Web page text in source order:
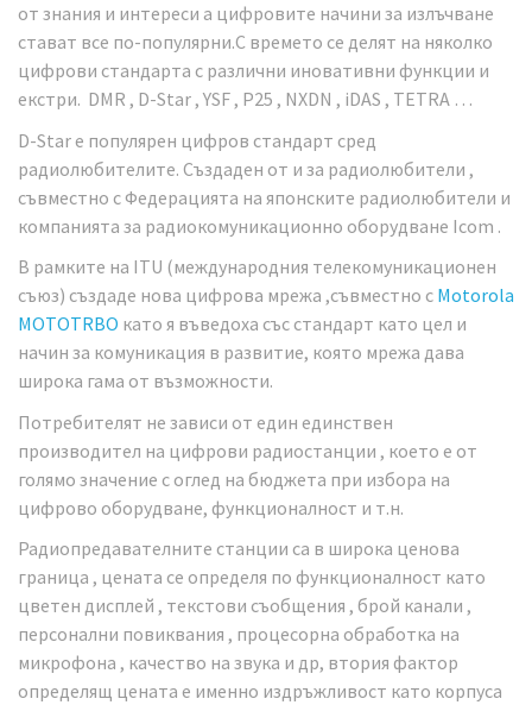
от знания и интереси а цифровите начини за излъчване
стават все по-популярни.С времето се делят на няколко
цифрови стандарта с различни иновативни функции и
екстри. DMR , D-Star , YSF , P25 , NXDN , iDAS , TETRA …
D-Star е популярен цифров стандарт сред
радиолюбителите. Създаден от и за радиолюбители ,
съвместно с Федерацията на японските радиолюбители и
компанията за радиокомуникационно оборудване Icom .
В рамките на ITU (международния телекомуникационен
съюз) създаде нова цифрова мрежа ,съвместно с Motorola
MOTOTRBO като я въведоха със стандарт като цел и
начин за комуникация в развитие, която мрежа дава
широка гама от възможности.
Потребителят не зависи от един единствен
производител на цифрови радиостанции , което е от
голямо значение с оглед на бюджета при избора на
цифрово оборудване, функционалност и т.н.
Радиопредавателните станции са в широка ценова
граница , цената се определя по функционалност като
цветен дисплей , текстови съобщения , брой канали ,
персонални повиквания , процесорна обработка на
микрофона , качество на звука и др, втория фактор
определящ цената е именно издръжливост като корпуса